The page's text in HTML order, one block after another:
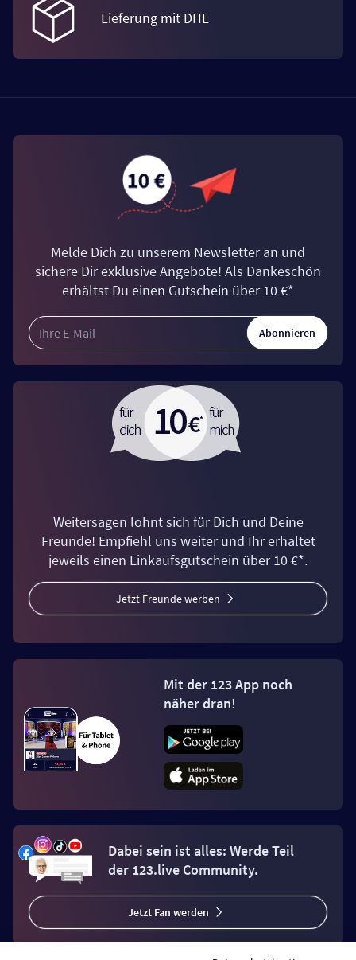
Lieferung mit DHL
Melde Dich zu unserem Newsletter an und
sichere Dir exklusive Angebote! Als Dankeschön
erhältst Du einen Gutschein über 10 €*
Abonnieren
Weitersagen lohnt sich für Dich und Deine
Freunde! Empfiehl uns weiter und Ihr erhaltet
jeweils einen Einkaufsgutschein über 10 €*.
Jetzt Freunde werben
Mit der 123 App noch
näher dran!
Dabei sein ist alles: Werde Teil
der 123.live Community.
Jetzt Fan werden